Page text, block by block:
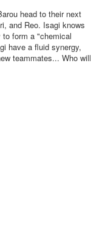
head to their next
and Reo. Isagi knows
form a "chemical
have a fluid synergy,
teammates... Who will